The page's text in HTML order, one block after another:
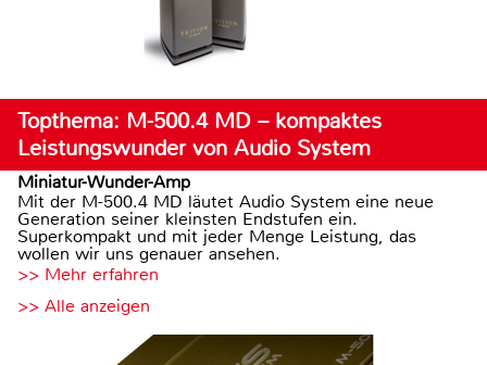
Topthema: M-500.4 MD – kompaktes
Leistungswunder von Audio System
Miniatur-Wunder-Amp
Mit der M-500.4 MD läutet Audio System eine neue
Generation seiner kleinsten Endstufen ein.
Superkompakt und mit jeder Menge Leistung, das
wollen wir uns genauer ansehen.
>> Mehr erfahren
>> Alle anzeigen